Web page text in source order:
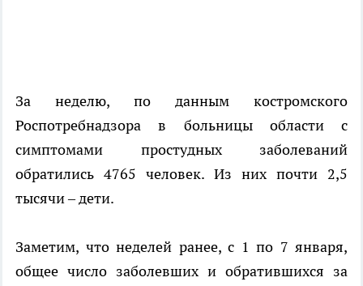
За неделю, по данным костромского
Роспотребнадзора в больницы области с
симптомами простудных заболеваний
обратились 4765 человек. Из них почти 2,5
тысячи – дети.
Заметим, что неделей ранее, с 1 по 7 января,
общее число заболевших и обратившихся за